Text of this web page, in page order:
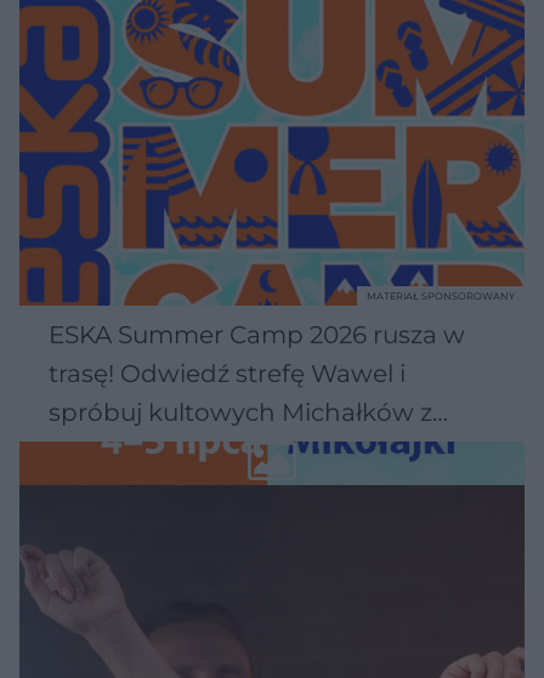
ESKA Summer Camp 2026 rusza w
trasę! Odwiedź strefę Wawel i
spróbuj kultowych Michałków z
Wawelu
MATERIAŁ SPONSOROWANY